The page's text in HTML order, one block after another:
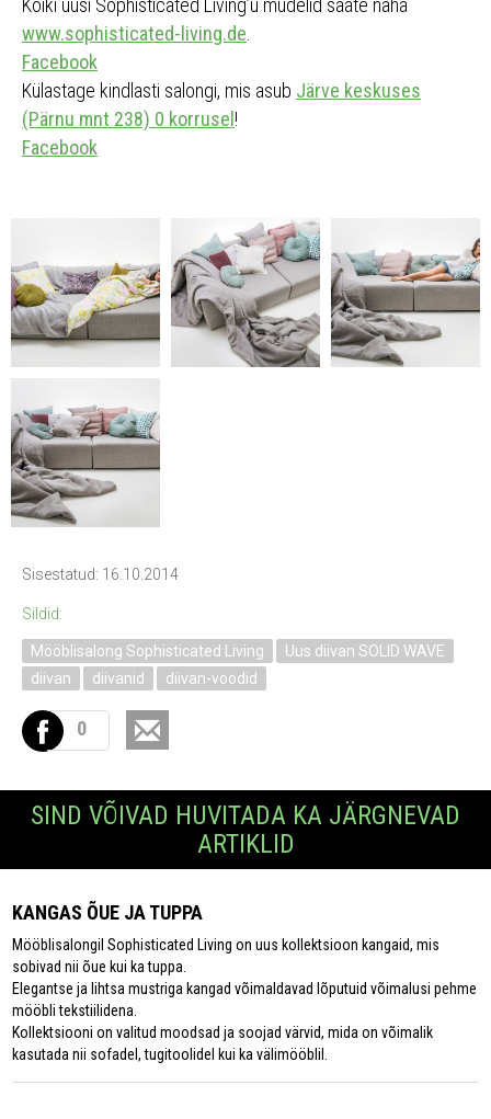
Kõiki uusi Sophisticated Living’u mudelid saate näha
www.sophisticated-living.de
Facebook
Külastage kindlasti salongi, mis asub Järve keskuses
(Pärnu mnt 238) 0 korrusel !
Facebook
Sisestatud: 16.10.2014
Sildid:
Mööblisalong Sophisticated Living
Uus diivan SOLID WAVE
diivan
diivanid diivan-voodid
0
SIND VÕIVAD HUVITADA KA JÄRGNEVAD
ARTIKLID
KANGAS ÕUE JA TUPPA
Mööblisalongil Sophisticated Living on uus kollektsioon kangaid, mis
sobivad nii õue kui ka tuppa.
Elegantse ja lihtsa mustriga kangad võimaldavad lõputuid võimalusi pehme
mööbli tekstiilidena.
Kollektsiooni on valitud moodsad ja soojad värvid, mida on võimalik
kasutada nii sofadel, tugitoolidel kui ka välimööblil.